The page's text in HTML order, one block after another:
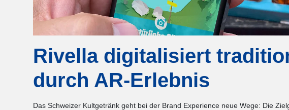
Rivella digitalisiert
durch AR-Erlebnis
Das Schweizer Kultgetränk geht bei der Brand Experience neue Wege: Die